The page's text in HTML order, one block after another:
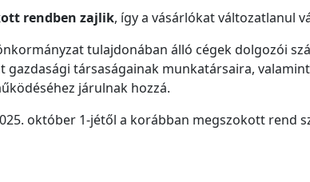
rendben zajlik, így a vásárlókat változatlanul
tulajdonában álló cégek dolgozói
társaságainak munkatársaira, valamint
járulnak hozzá.
október 1-jétől a korábban megszokott rend